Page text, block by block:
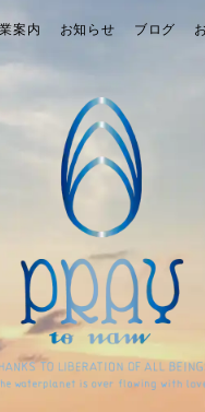
案内 お知らせ ブログ